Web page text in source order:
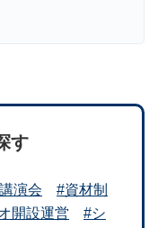
す
演会
#資材制
開設運営
#シ